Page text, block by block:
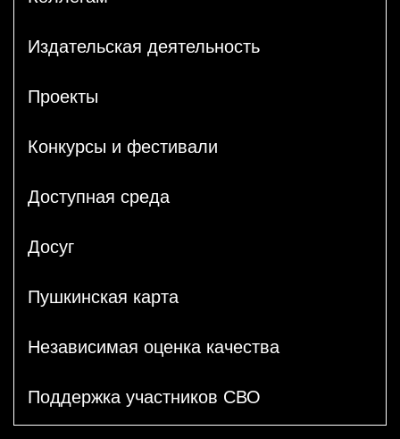
Издательская деятельность
Проекты
Конкурсы и фестивали
Доступная среда
Досуг
Пушкинская карта
Независимая оценка качества
Поддержка участников СВО